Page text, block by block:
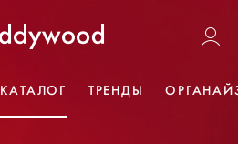
Weddywood
КАТАЛОГ ТРЕНДЫ